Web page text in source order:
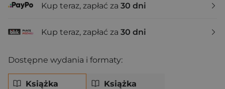
Kup teraz, zapłać za 30 dni
Kup teraz, zapłać za 30 dni
Dostępne wydania i formaty:
Książka Książka